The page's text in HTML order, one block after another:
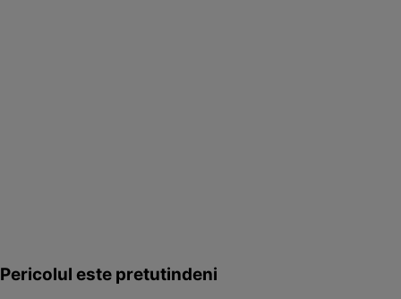
Pericolul este pretutindeni